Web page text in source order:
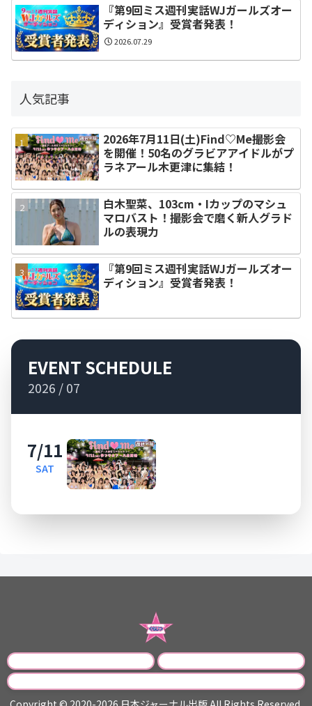
『第9回ミス週刊実話WJガールズオー
ディション』受賞者発表！
2026.07.29
人気記事
2026年7月11日(土)Find♡Me撮影会
を開催！50名のグラビアアイドルがプ
ラネアール木更津に集結！
白木聖菜、103cm・Iカップのマシュ
マロバスト！撮影会で磨く新人グラド
ルの表現力
『第9回ミス週刊実話WJガールズオー
ディション』受賞者発表！
EVENT SCHEDULE
2026 / 07
7/11
SAT